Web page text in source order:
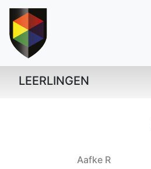
LEERLINGEN
Aafke R